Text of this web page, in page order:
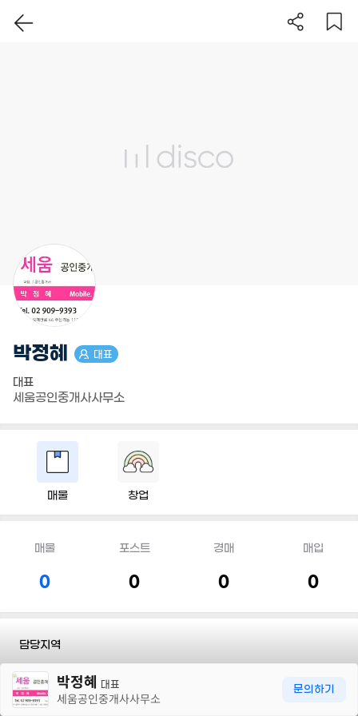
박정혜 대표
대표
세움공인중개사사무소
매물 창업
매물
0
포스트
0
경매
0
매입
0
담당지역
전화 박정혜 대표
세움공인중개사사무소
문의하기